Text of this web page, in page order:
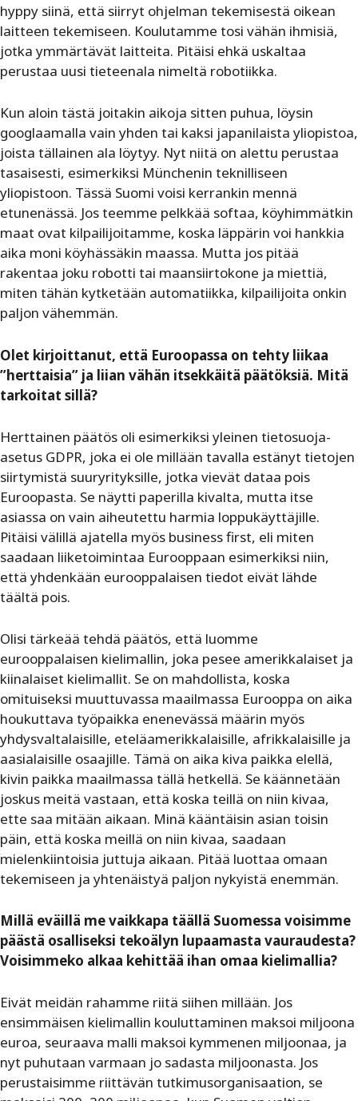
hyppy siinä, että siirryt ohjelman tekemisestä oikean
laitteen tekemiseen. Koulutamme tosi vähän ihmisiä,
jotka ymmärtävät laitteita. Pitäisi ehkä uskaltaa
perustaa uusi tieteenala nimeltä robotiikka.
Kun aloin tästä joitakin aikoja sitten puhua, löysin
googlaamalla vain yhden tai kaksi japanilaista yliopistoa,
joista tällainen ala löytyy. Nyt niitä on alettu perustaa
tasaisesti, esimerkiksi Münchenin teknilliseen
yliopistoon. Tässä Suomi voisi kerrankin mennä
etunenässä. Jos teemme pelkkää softaa, köyhimmätkin
maat ovat kilpailijoitamme, koska läppärin voi hankkia
aika moni köyhässäkin maassa. Mutta jos pitää
rakentaa joku robotti tai maansiirtokone ja miettiä,
miten tähän kytketään automatiikka, kilpailijoita onkin
paljon vähemmän.
Olet kirjoittanut, että Euroopassa on tehty liikaa
”herttaisia” ja liian vähän itsekkäitä päätöksiä. Mitä
tarkoitat sillä?
Herttainen päätös oli esimerkiksi yleinen tietosuoja-
asetus GDPR, joka ei ole millään tavalla estänyt tietojen
siirtymistä suuryrityksille, jotka vievät dataa pois
Euroopasta. Se näytti paperilla kivalta, mutta itse
asiassa on vain aiheutettu harmia loppukäyttäjille.
Pitäisi välillä ajatella myös business first, eli miten
saadaan liiketoimintaa Eurooppaan esimerkiksi niin,
että yhdenkään eurooppalaisen tiedot eivät lähde
täältä pois.
Olisi tärkeää tehdä päätös, että luomme
eurooppalaisen kielimallin, joka pesee amerikkalaiset ja
kiinalaiset kielimallit. Se on mahdollista, koska
omituiseksi muuttuvassa maailmassa Eurooppa on aika
houkuttava työpaikka enenevässä määrin myös
yhdysvaltalaisille, eteläamerikkalaisille, afrikkalaisille ja
aasialaisille osaajille. Tämä on aika kiva paikka elellä,
kivin paikka maailmassa tällä hetkellä. Se käännetään
joskus meitä vastaan, että koska teillä on niin kivaa,
ette saa mitään aikaan. Minä kääntäisin asian toisin
päin, että koska meillä on niin kivaa, saadaan
mielenkiintoisia juttuja aikaan. Pitää luottaa omaan
tekemiseen ja yhtenäistyä paljon nykyistä enemmän.
Millä eväillä me vaikkapa täällä Suomessa voisimme
päästä osalliseksi tekoälyn lupaamasta vauraudesta?
Voisimmeko alkaa kehittää ihan omaa kielimallia?
Eivät meidän rahamme riitä siihen millään. Jos
ensimmäisen kielimallin kouluttaminen maksoi miljoona
euroa, seuraava malli maksoi kymmenen miljoonaa, ja
nyt puhutaan varmaan jo sadasta miljoonasta. Jos
perustaisimme riittävän tutkimusorganisaation, se